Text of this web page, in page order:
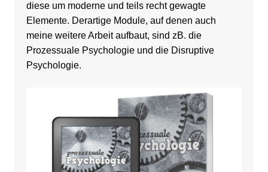
diese um moderne und teils recht gewagte
Elemente. Derartige Module, auf denen auch
meine weitere Arbeit aufbaut, sind zB. die
Prozessuale Psychologie und die Disruptive
Psychologie.